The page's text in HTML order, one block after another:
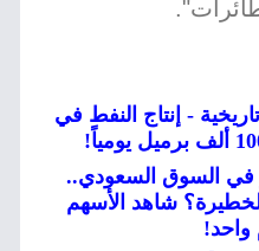
- إنتاج النفط في
في السوق السعودي..
شاهد الأسهم